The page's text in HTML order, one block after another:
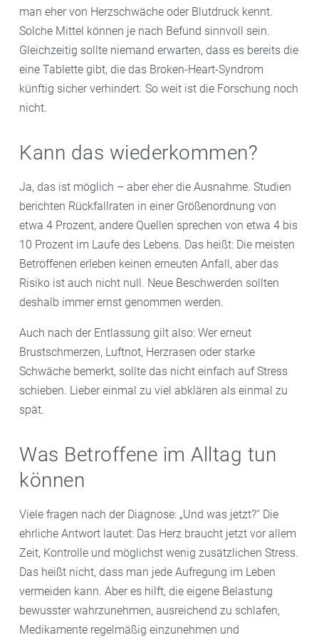
man eher von Herzschwäche oder Blutdruck kennt.
Solche Mittel können je nach Befund sinnvoll sein.
Gleichzeitig sollte niemand erwarten, dass es bereits die
eine Tablette gibt, die das Broken-Heart-Syndrom
künftig sicher verhindert. So weit ist die Forschung noch
nicht.
Kann das wiederkommen?
Ja, das ist möglich – aber eher die Ausnahme. Studien
berichten Rückfallraten in einer Größenordnung von
etwa 4 Prozent, andere Quellen sprechen von etwa 4 bis
10 Prozent im Laufe des Lebens. Das heißt: Die meisten
Betroffenen erleben keinen erneuten Anfall, aber das
Risiko ist auch nicht null. Neue Beschwerden sollten
deshalb immer ernst genommen werden.
Auch nach der Entlassung gilt also: Wer erneut
Brustschmerzen, Luftnot, Herzrasen oder starke
Schwäche bemerkt, sollte das nicht einfach auf Stress
schieben. Lieber einmal zu viel abklären als einmal zu
spät.
Was Betroffene im Alltag tun
können
Viele fragen nach der Diagnose: „Und was jetzt?“ Die
ehrliche Antwort lautet: Das Herz braucht jetzt vor allem
Zeit, Kontrolle und möglichst wenig zusätzlichen Stress.
Das heißt nicht, dass man jede Aufregung im Leben
vermeiden kann. Aber es hilft, die eigene Belastung
bewusster wahrzunehmen, ausreichend zu schlafen,
Medikamente regelmäßig einzunehmen und